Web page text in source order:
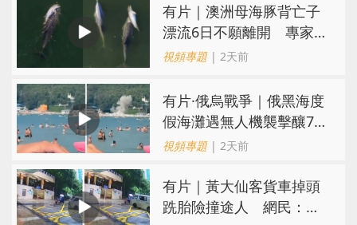
有片｜澳洲母海豚背亡子
漂流6日不願離開 專家：
極度悲傷下的哀悼行為
視頻專題| 2天前
​有片·俄烏戰爭｜俄黑海度
假海灘遇無人機襲擊釀7死
40傷 俄烏各執一詞
視頻專題| 2天前
有片｜黃大仙客貨車掉頭
跣胎險撞途人 網民：飄